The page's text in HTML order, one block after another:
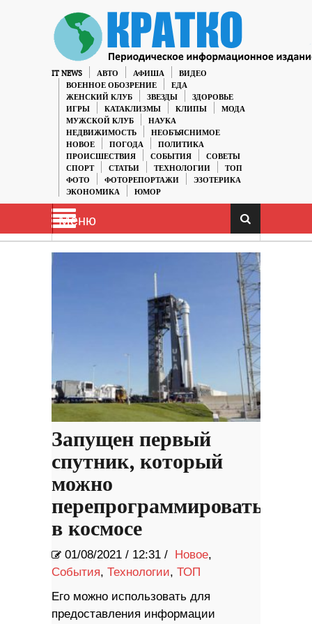
IT NEWS АВТО АФИША
ВИДЕО
ВОЕННОЕ ОБОЗРЕНИЕ
ЕДА
ЖЕНСКИЙ КЛУБ
ЗВЕЗДЫ
ЗДОРОВЬЕ
ИГРЫ
КАТАКЛИЗМЫ КЛИПЫ
МОДА
МУЖСКОЙ КЛУБ
НАУКА
НЕДВИЖИМОСТЬ
НЕОБЪЯСНИМОЕ
НОВОЕ
ПОГОДА
ПОЛИТИКА
ПРОИСШЕСТВИЯ
СОБЫТИЯ
СОВЕТЫ
СПОРТ
СТАТЬИ ТЕХНОЛОГИИ
ТОП
ФОТО
ФОТОРЕПОРТАЖИ
ЭЗОТЕРИКА
ЭКОНОМИКА
ЮМОР
Меню
Запущен первый
спутник, который
можно
перепрограммировать
в космосе
01/08/2021 / 12:31 / Новое,
События, Технологии, ТОП
Его можно использовать для
предоставления информации